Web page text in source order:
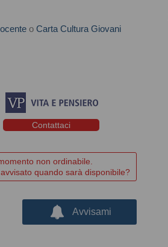
o Carta Cultura Giovani
Contattaci
non ordinabile.
quando sarà disponibile?
Avvisami